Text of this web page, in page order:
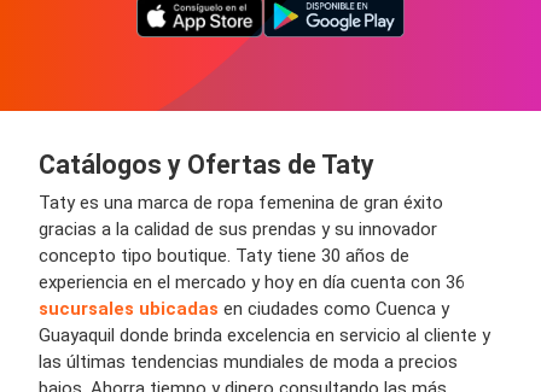
Catálogos y Ofertas de Taty
Taty es una marca de ropa femenina de gran éxito
gracias a la calidad de sus prendas y su innovador
concepto tipo boutique. Taty tiene 30 años de
experiencia en el mercado y hoy en día cuenta con 36
sucursales ubicadas en ciudades como Cuenca y
Guayaquil donde brinda excelencia en servicio al cliente y
las últimas tendencias mundiales de moda a precios